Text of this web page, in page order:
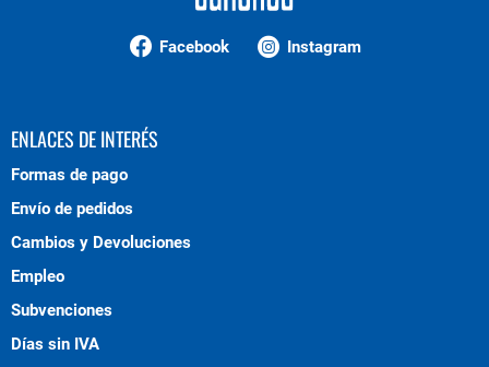
Facebook Instagram
ENLACES DE INTERÉS
Formas de pago
Envío de pedidos
Cambios y Devoluciones
Empleo
Subvenciones
Días sin IVA